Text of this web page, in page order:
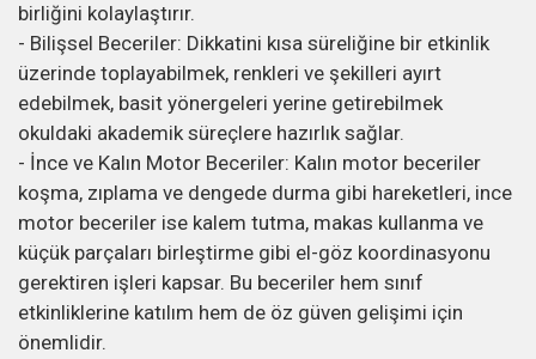
birliğini kolaylaştırır.
- Bilişsel Beceriler: Dikkatini kısa süreliğine bir etkinlik
üzerinde toplayabilmek, renkleri ve şekilleri ayırt
edebilmek, basit yönergeleri yerine getirebilmek
okuldaki akademik süreçlere hazırlık sağlar.
- İnce ve Kalın Motor Beceriler: Kalın motor beceriler
koşma, zıplama ve dengede durma gibi hareketleri, ince
motor beceriler ise kalem tutma, makas kullanma ve
küçük parçaları birleştirme gibi el-göz koordinasyonu
gerektiren işleri kapsar. Bu beceriler hem sınıf
etkinliklerine katılım hem de öz güven gelişimi için
önemlidir.